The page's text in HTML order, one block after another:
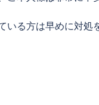
いる方は早めに対処